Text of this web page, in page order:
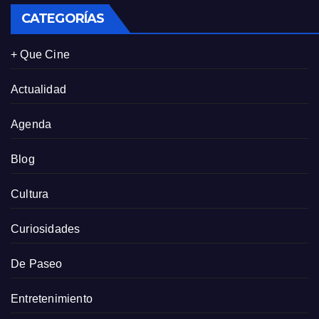
CATEGORÍAS
+ Que Cine
Actualidad
Agenda
Blog
Cultura
Curiosidades
De Paseo
Entretenimiento